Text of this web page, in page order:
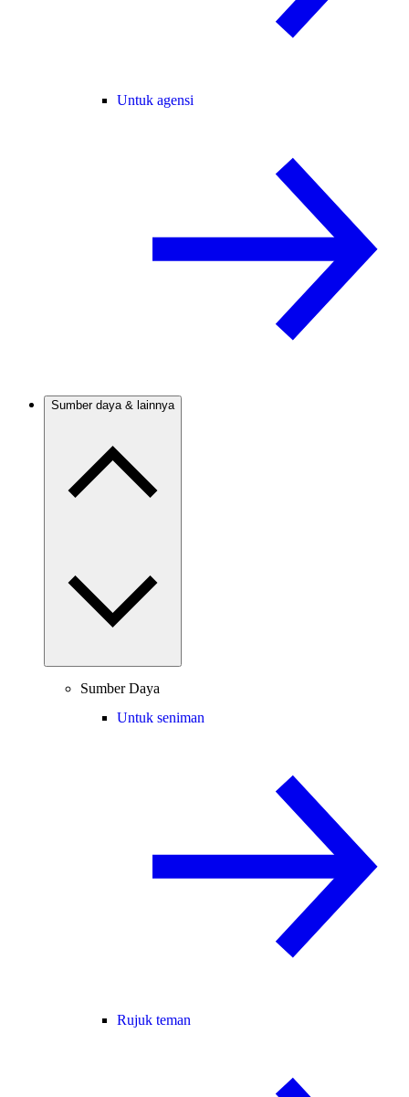
Untuk agensi
Sumber daya & lainnya
Sumber Daya
Untuk seniman
Rujuk teman